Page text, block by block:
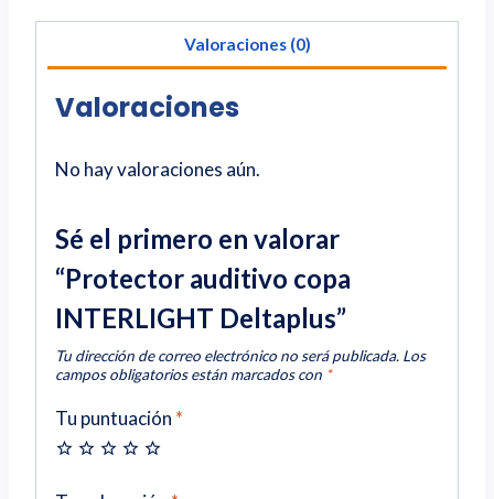
Valoraciones (0)
Valoraciones
No hay valoraciones aún.
Sé el primero en valorar
“Protector auditivo copa
INTERLIGHT Deltaplus”
Tu dirección de correo electrónico no será publicada. Los
campos obligatorios están marcados con *
Tu puntuación *